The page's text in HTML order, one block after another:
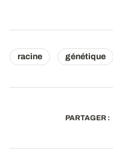
racine génétique
PARTAGER :